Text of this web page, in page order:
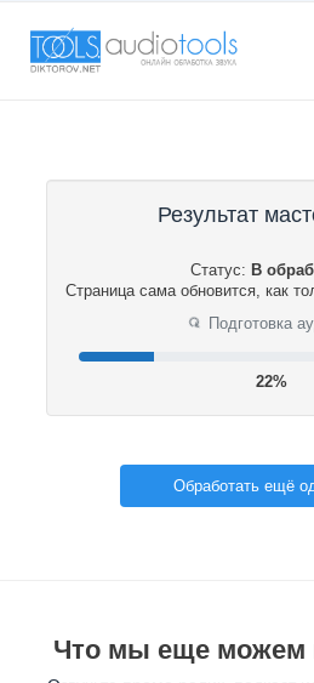
Результат
Статус: В
Страница сама обновится, как
⟳ Подготовка
22%
Обработать ещё
Что мы еще можем